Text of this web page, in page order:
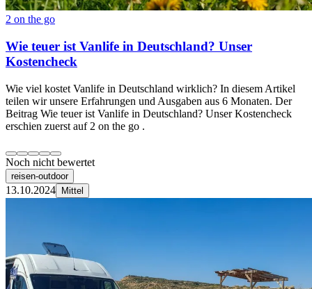
2 on the go
Wie teuer ist Vanlife in Deutschland? Unser
Kostencheck
Wie viel kostet Vanlife in Deutschland wirklich? In diesem Artikel
teilen wir unsere Erfahrungen und Ausgaben aus 6 Monaten. Der
Beitrag Wie teuer ist Vanlife in Deutschland? Unser Kostencheck
erschien zuerst auf 2 on the go .
Noch nicht bewertet
reisen-outdoor
13.10.2024 Mittel